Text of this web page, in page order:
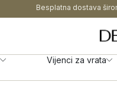
Besplatna dostava
Vijenci za vrata